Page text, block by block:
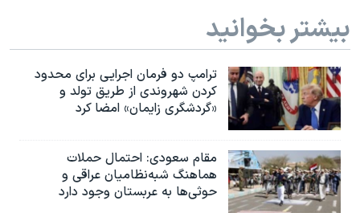
بیشتر بخوانید
ترامپ دو فرمان اجرایی برای محدود
کردن شهروندی از طریق تولد و
«گردشگری زایمان» امضا کرد
مقام سعودی: احتمال حملات
هماهنگ شبه‌نظامیان عراقی و
حوثی‌ها به عربستان وجود دارد